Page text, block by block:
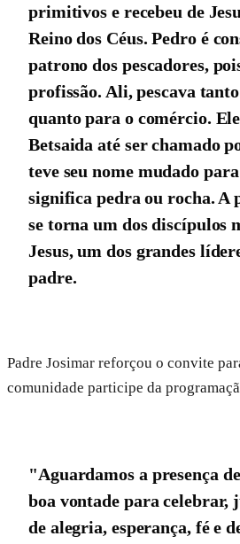
primitivos e recebeu de
Reino dos Céus. Pedro é
patrono dos pescadores,
profissão. Ali, pescava
quanto para o comércio.
Betsaida até ser chamado
teve seu nome mudado
significa pedra ou rocha.
se torna um dos discípulos
Jesus, um dos grandes
padre.
Padre Josimar reforçou o convite
comunidade participe da
"Aguardamos a presença
boa vontade para celebrar,
de alegria, esperança, fé e